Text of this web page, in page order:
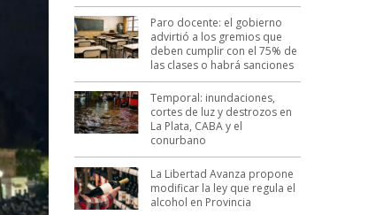
Paro docente: el gobierno
advirtió a los gremios que
deben cumplir con el 75% de
las clases o habrá sanciones
Temporal: inundaciones,
cortes de luz y destrozos en
La Plata, CABA y el
conurbano
La Libertad Avanza propone
modificar la ley que regula el
alcohol en Provincia